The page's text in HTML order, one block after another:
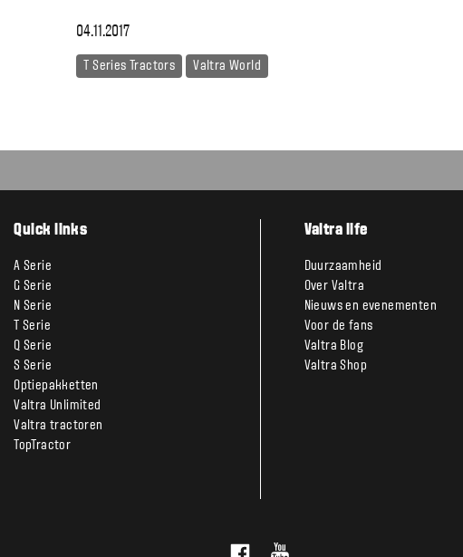
04.11.2017
T Series Tractors Valtra World
Quick links
A Serie
G Serie
N Serie
T Serie
Q Serie
S Serie
Optiepakketten
Valtra Unlimited
Valtra tractoren
TopTractor
Valtra life
Duurzaamheid
Over Valtra
Nieuws en evenementen
Voor de fans
Valtra Blog
Valtra Shop